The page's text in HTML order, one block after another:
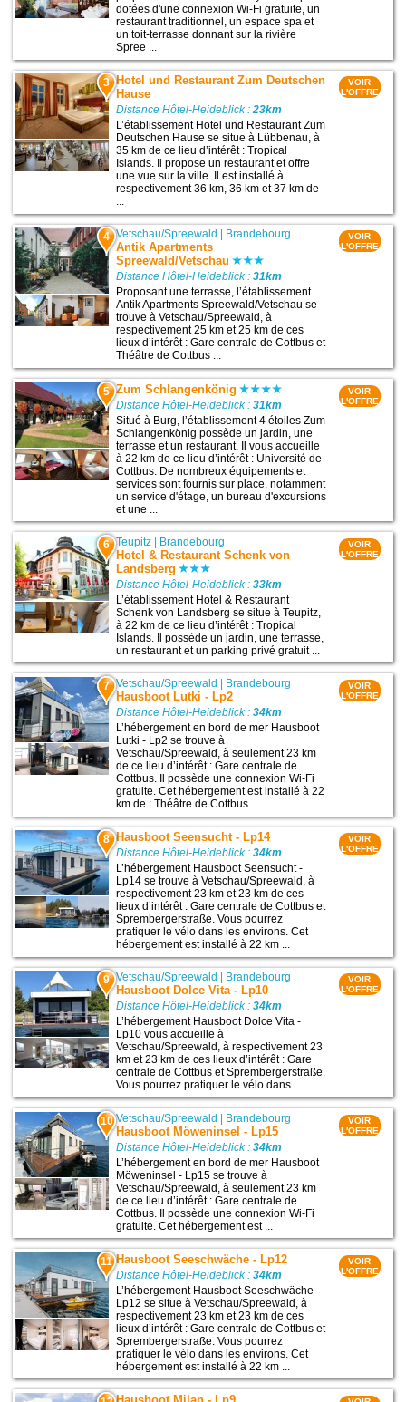
dotées d'une connexion Wi-Fi gratuite, un
restaurant traditionnel, un espace spa et
un toit-terrasse donnant sur la rivière
Spree ...
3 Hotel und Restaurant Zum Deutschen
Hause
Distance Hôtel-Heideblick :23km
L’établissement Hotel und Restaurant Zum
Deutschen Hause se situe à Lübbenau, à
35 km de ce lieu d’intérêt : Tropical
Islands. Il propose un restaurant et offre
une vue sur la ville. Il est installé à
respectivement 36 km, 36 km et 37 km de
...
VOIR
L'OFFRE
4 Vetschau/Spreewald Brandebourg
Antik Apartments
Spreewald/Vetschau
Distance Hôtel-Heideblick :31km
Proposant une terrasse, l’établissement
Antik Apartments Spreewald/Vetschau se
trouve à Vetschau/Spreewald, à
respectivement 25 km et 25 km de ces
lieux d’intérêt : Gare centrale de Cottbus et
Théâtre de Cottbus ...
VOIR
L'OFFRE
5 Zum Schlangenkönig
Distance Hôtel-Heideblick :31km
Situé à Burg, l’établissement 4 étoiles Zum
Schlangenkönig possède un jardin, une
terrasse et un restaurant. Il vous accueille
à 22 km de ce lieu d’intérêt : Université de
Cottbus. De nombreux équipements et
services sont fournis sur place, notamment
un service d'étage, un bureau d'excursions
et une ...
VOIR
L'OFFRE
6 Teupitz | Brandebourg
Hotel & Restaurant Schenk von
Landsberg
Distance Hôtel-Heideblick :33km
L’établissement Hotel & Restaurant
Schenk von Landsberg se situe à Teupitz,
à 22 km de ce lieu d’intérêt : Tropical
Islands. Il possède un jardin, une terrasse,
un restaurant et un parking privé gratuit ...
VOIR
L'OFFRE
7 Vetschau/Spreewald Brandebourg
Hausboot Lutki - Lp2
Distance Hôtel-Heideblick :34km
L’hébergement en bord de mer Hausboot
Lutki - Lp2 se trouve à
Vetschau/Spreewald, à seulement 23 km
de ce lieu d’intérêt : Gare centrale de
Cottbus. Il possède une connexion Wi-Fi
gratuite. Cet hébergement est installé à 22
km de : Théâtre de Cottbus ...
VOIR
L'OFFRE
8 Hausboot Seensucht - Lp14
Distance Hôtel-Heideblick :34km
L’hébergement Hausboot Seensucht -
Lp14 se trouve à Vetschau/Spreewald, à
respectivement 23 km et 23 km de ces
lieux d’intérêt : Gare centrale de Cottbus et
Sprembergerstraße. Vous pourrez
pratiquer le vélo dans les environs. Cet
hébergement est installé à 22 km ...
VOIR
L'OFFRE
9 Vetschau/Spreewald Brandebourg
Hausboot Dolce Vita - Lp10
Distance Hôtel-Heideblick :34km
L’hébergement Hausboot Dolce Vita -
Lp10 vous accueille à
Vetschau/Spreewald, à respectivement 23
km et 23 km de ces lieux d’intérêt : Gare
centrale de Cottbus et Sprembergerstraße.
Vous pourrez pratiquer le vélo dans ...
VOIR
L'OFFRE
10 Vetschau/Spreewald | Brandebourg
Hausboot Möweninsel - Lp15
Distance Hôtel-Heideblick :34km
L’hébergement en bord de mer Hausboot
Möweninsel - Lp15 se trouve à
Vetschau/Spreewald, à seulement 23 km
de ce lieu d’intérêt : Gare centrale de
Cottbus. Il possède une connexion Wi-Fi
gratuite. Cet hébergement est ...
VOIR
L'OFFRE
11 Hausboot Seeschwäche - Lp12
Distance Hôtel-Heideblick :34km
L’hébergement Hausboot Seeschwäche -
Lp12 se situe à Vetschau/Spreewald, à
respectivement 23 km et 23 km de ces
lieux d’intérêt : Gare centrale de Cottbus et
Sprembergerstraße. Vous pourrez
pratiquer le vélo dans les environs. Cet
hébergement est installé à 22 km ...
VOIR
L'OFFRE